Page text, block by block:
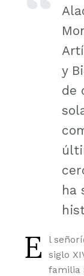
y
de
ha
E
l
siglo
familia